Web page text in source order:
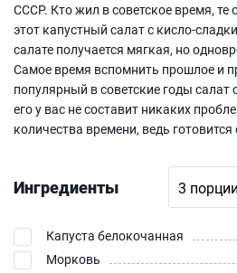
СССР. Кто жил в советское время, те
этот капустный салат с кисло-
салате получается мягкая, но
Самое время вспомнить прошлое и
популярный в советские годы салат
его у вас не составит никаких
количества времени, ведь
Ингредиенты
Капуста белокочанная
Морковь